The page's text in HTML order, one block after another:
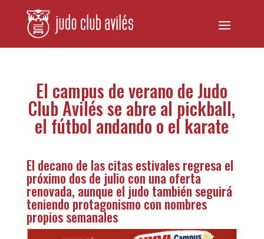
El campus de verano de Judo
Club Avilés se abre al pickball,
el fútbol andando o el karate
El decano de las citas estivales regresa el
próximo dos de julio con una oferta
renovada, aunque el judo también seguirá
teniendo protagonismo con nombres
propios semanales